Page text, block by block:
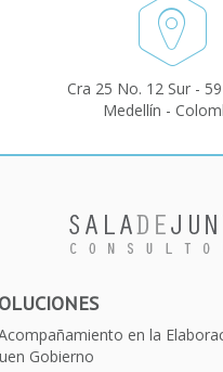
Cra 25 No. 12 Sur -
Medellín -
en la
Gobierno